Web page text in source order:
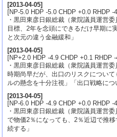
[2013-04-05]
[NP-5.0 HDP -5.0 CHDP +0.0 RHDP -
・黒田東彦日銀総裁（衆院議員運営
目標、2年を念頭にできるだけ早期に
と次元の違う金融緩和」
[2013-04-05]
[NP+2.0 HDP -4.9 CHDP +0.1 RHDP
・黒田東彦日銀総裁（衆院議員運営
時期尚早だが、出口のリスクについ
ルの懸念を十分注視」「出口戦略につ
[2013-04-05]
[NP-6.0 HDP -4.9 CHDP +0.0 RHDP -
・黒田東彦日銀総裁（衆院議員運営
で物価2％になっても、2％近辺で推
続する」